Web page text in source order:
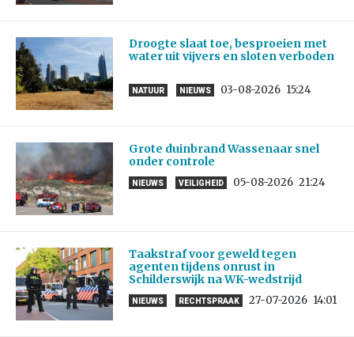
Droogte slaat toe, besproeien met
water uit vijvers en sloten verboden
NATUUR NIEUWS 03-08-2026 15:24
Grote duinbrand Wassenaar snel
onder controle
NIEUWS VEILIGHEID 05-08-2026 21:24
Taakstraf voor geweld tegen
agenten tijdens onrust in
Schilderswijk na WK-wedstrijd
NIEUWS RECHTSPRAAK 27-07-2026 14:01